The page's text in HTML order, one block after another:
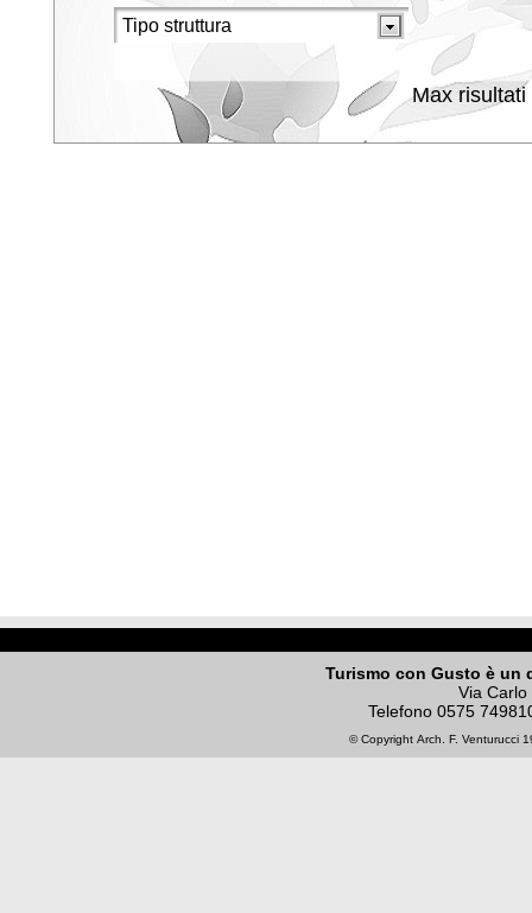
Max risultati
Turismo con Gusto è un
Via
Telefono 0575
© Copyright Arch. F. Venturucci